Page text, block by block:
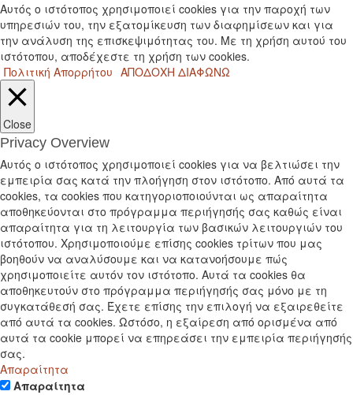
Αυτός ο ιστότοπος χρησιμοποιεί cookies για την παροχή των
υπηρεσιών του, την εξατομίκευση των διαφημίσεων και για
την ανάλυση της επισκεψιμότητας του. Με τη χρήση αυτού του
ιστότοπου, αποδέχεστε τη χρήση των cookies.
Πολιτική Απορρήτου ΑΠΟΔΟΧΗ ΔΙΑΦΩΝΩ
Close
Privacy Overview
Αυτός ο ιστότοπος χρησιμοποιεί cookies για να βελτιώσει την
εμπειρία σας κατά την πλοήγηση στον ιστότοπο. Από αυτά τα
cookies, τα cookies που κατηγοριοποιούνται ως απαραίτητα
αποθηκεύονται στο πρόγραμμα περιήγησής σας καθώς είναι
απαραίτητα για τη λειτουργία των βασικών λειτουργιών του
ιστότοπου. Χρησιμοποιούμε επίσης cookies τρίτων που μας
βοηθούν να αναλύσουμε και να κατανοήσουμε πώς
χρησιμοποιείτε αυτόν τον ιστότοπο. Αυτά τα cookies θα
αποθηκευτούν στο πρόγραμμα περιήγησής σας μόνο με τη
συγκατάθεσή σας. Έχετε επίσης την επιλογή να εξαιρεθείτε
από αυτά τα cookies. Ωστόσο, η εξαίρεση από ορισμένα από
αυτά τα cookie μπορεί να επηρεάσει την εμπειρία περιήγησής
σας.
Απαραίτητα
Απαραίτητα